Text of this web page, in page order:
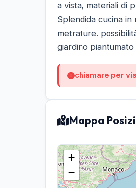
a vista, materiali di
Splendida cucina
metrature.
chiamare per
Mappa
+
−